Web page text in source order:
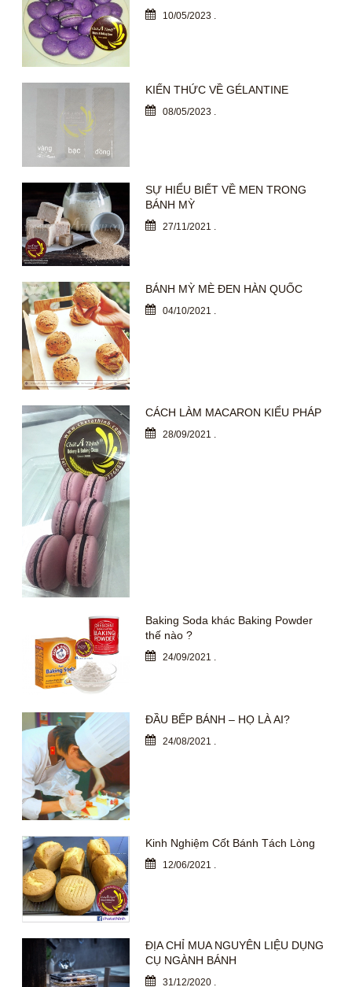
10/05/2023 .
KIẾN THỨC VỀ GÉLANTINE
08/05/2023 .
SỰ HIỂU BIẾT VỀ MEN TRONG
BÁNH MỲ
27/11/2021 .
BÁNH MỲ MÈ ĐEN HÀN QUỐC
04/10/2021 .
CÁCH LÀM MACARON KIỂU PHÁP
28/09/2021 .
Baking Soda khác Baking Powder
thế nào ?
24/09/2021
ĐẦU BẾP BÁNH – HỌ LÀ AI?
24/08/2021 .
Kinh Nghiệm Cốt Bánh Tách Lòng
12/06/2021
ĐỊA CHỈ MUA NGUYÊN LIỆU DỤNG
CỤ NGÀNH BÁNH
31/12/2020 .